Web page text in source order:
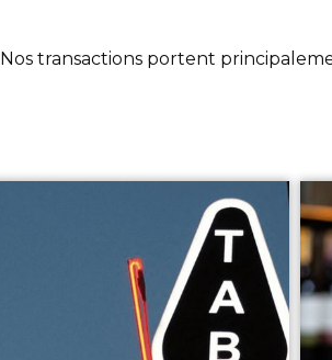
Nos transactions portent